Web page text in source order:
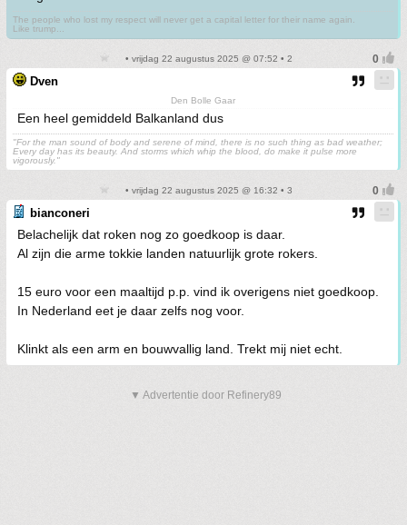
The people who lost my respect will never get a capital letter for their name again.
Like trump...
• vrijdag 22 augustus 2025 @ 07:52 • 2
Dven
Den Bolle Gaar
Een heel gemiddeld Balkanland dus
"For the man sound of body and serene of mind, there is no such thing as bad weather;
Every day has its beauty. And storms which whip the blood, do make it pulse more
vigorously."
• vrijdag 22 augustus 2025 @ 16:32 • 3
bianconeri
Belachelijk dat roken nog zo goedkoop is daar.
Al zijn die arme tokkie landen natuurlijk grote rokers.
15 euro voor een maaltijd p.p. vind ik overigens niet goedkoop.
In Nederland eet je daar zelfs nog voor.
Klinkt als een arm en bouwvallig land. Trekt mij niet echt.
▼ Advertentie door Refinery89